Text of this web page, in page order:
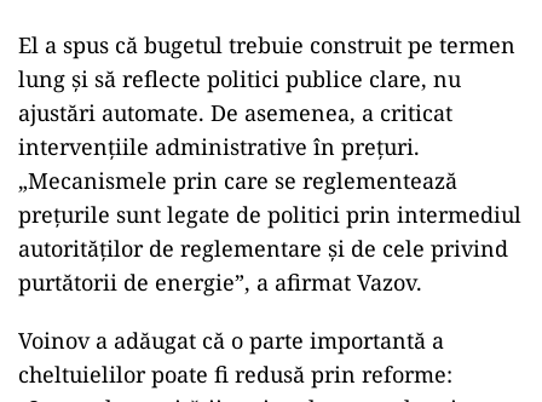
El a spus că bugetul trebuie construit pe termen
lung și să reflecte politici publice clare, nu
ajustări automate. De asemenea, a criticat
intervențiile administrative în prețuri.
„Mecanismele prin care se reglementează
prețurile sunt legate de politici prin intermediul
autorităților de reglementare și de cele privind
purtătorii de energie”, a afirmat Vazov.
Voinov a adăugat că o parte importantă a
cheltuielilor poate fi redusă prin reforme: